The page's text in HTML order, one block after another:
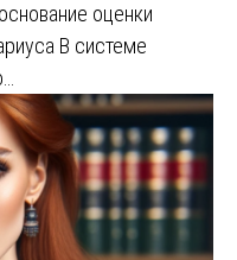
оценки
В системе